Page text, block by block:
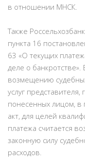
в отношении МНСК.
Также
пункта 16
63 «О текущих
деле о
возмещению
услуг
понесенных лицом, в
акт, для целей
платежа считается
законную силу
расходов.